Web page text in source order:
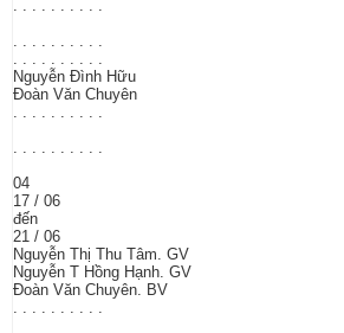
. . . . . . . . . .
. . . . . . . . . .
. . . . . . . . . .
Nguyễn Đình Hữu
Đoàn Văn Chuyên
. . . . . . . . . .
. . . . . . . . . .
04
17 / 06
đến
21 / 06
Nguyễn Thị Thu Tâm. GV
Nguyễn T Hồng Hạnh. GV
Đoàn Văn Chuyên. BV
. . . . . . . . . .